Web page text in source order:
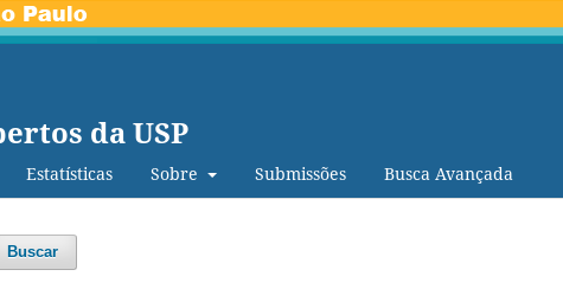
da USP
Estatísticas Sobre Submissões Busca Avançada
Buscar